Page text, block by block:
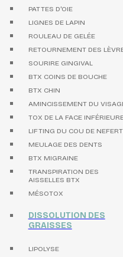
PATTES D'OIE
LIGNES DE LAPIN
ROULEAU DE GELÉE
RETOURNEMENT DES
SOURIRE GINGIVAL
BTX COINS DE BOUCHE
BTX CHIN
AMINCISSEMENT DU
TOX DE LA FACE
LIFTING DU COU DE
MEULAGE DES DENTS
BTX MIGRAINE
TRANSPIRATION DES
AISSELLES BTX
MÉSOTOX
DISSOLUTION DES
GRAISSES
LIPOLYSE